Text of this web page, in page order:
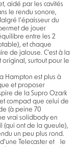
aidé par les cavités
le rendu sonore,
l’épaisseur du
de jouer
entre les 2
et chaque
de jalouse. C’est à la
original, surtout pour le
Hampton est plus à
et proposer
de la Supro Ozark
compact que celui de
(à peine 70
vrai solidbody en
(qui ont de la gueule),
un peu plus rond.
Telecaster et le